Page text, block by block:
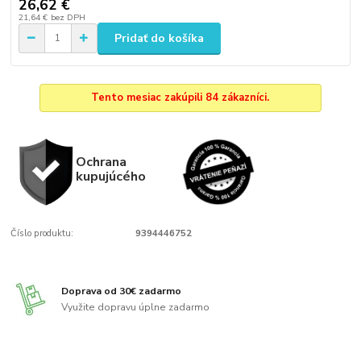
26,62 €
21,64 € bez DPH
Pridať do košíka
Tento mesiac zakúpili 84 zákazníci.
Ochrana
kupujúcého
Číslo produktu: 9394446752
Doprava od 30€ zadarmo
Využite dopravu úplne zadarmo